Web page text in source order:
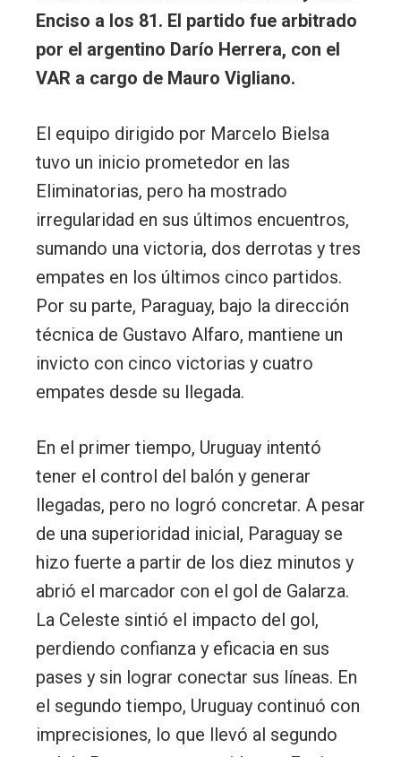
Enciso a los 81. El partido fue arbitrado
por el argentino Darío Herrera, con el
VAR a cargo de Mauro Vigliano.
El equipo dirigido por Marcelo Bielsa
tuvo un inicio prometedor en las
Eliminatorias, pero ha mostrado
irregularidad en sus últimos encuentros,
sumando una victoria, dos derrotas y tres
empates en los últimos cinco partidos.
Por su parte, Paraguay, bajo la dirección
técnica de Gustavo Alfaro, mantiene un
invicto con cinco victorias y cuatro
empates desde su llegada.
En el primer tiempo, Uruguay intentó
tener el control del balón y generar
llegadas, pero no logró concretar. A pesar
de una superioridad inicial, Paraguay se
hizo fuerte a partir de los diez minutos y
abrió el marcador con el gol de Galarza.
La Celeste sintió el impacto del gol,
perdiendo confianza y eficacia en sus
pases y sin lograr conectar sus líneas. En
el segundo tiempo, Uruguay continuó con
imprecisiones, lo que llevó al segundo